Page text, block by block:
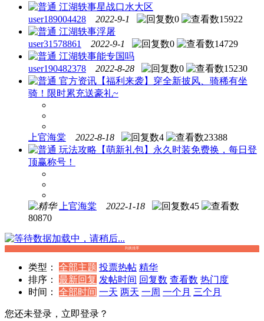
江湖轶事星战口水大区
user189004428
2022-9-1 0
15922
江湖轶事浮屠
user31578861
2022-9-1 0
14729
江湖轶事能专国吗
user190482378
2022-8-28 0
15230
官方资讯 【福利来袭】穿全新披风、骑稀有坐
骑！限时累充送豪礼~
上官海棠 2022-8-18 4
23388
玩法攻略 【萌新礼包】永久时装免费换，每日登
顶赢称号！
上官海棠 2022-1-18
45
80870
数据加载中，请稍后...
列表排序
类型： 全部主题 投票热帖 精华
排序：
最新回复 发帖时间 回复数 查看数 热门度
时间：
全部时间 一天 两天 一周 一个月 三个月
您还未登录，立即登录？